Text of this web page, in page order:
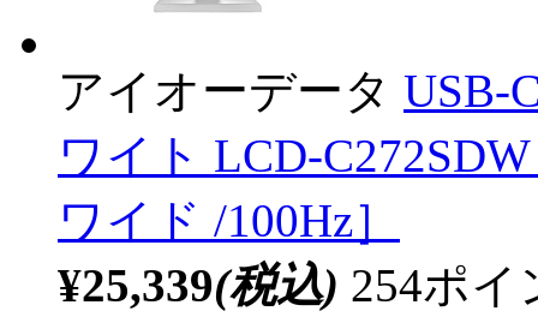
アイオーデータ USB-
ワイト LCD-
ワイド /100Hz］
¥25,339(税込) 254ポ